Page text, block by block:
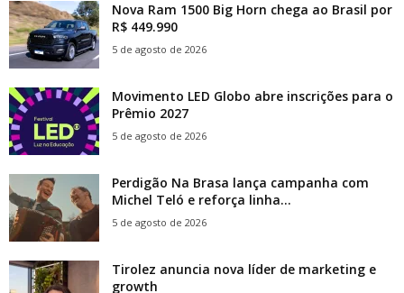
Nova Ram 1500 Big Horn chega ao Brasil por
R$ 449.990
5 de agosto de 2026
Movimento LED Globo abre inscrições para o
Prêmio 2027
5 de agosto de 2026
Perdigão Na Brasa lança campanha com
Michel Teló e reforça linha...
5 de agosto de 2026
Tirolez anuncia nova líder de marketing e
growth